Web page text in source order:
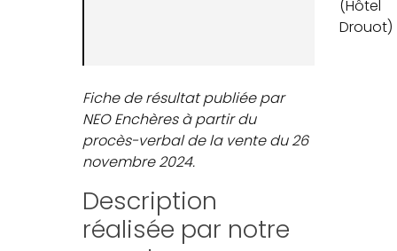
(Hôtel
Drouot)
Fiche de résultat publiée par
NEO Enchères à partir du
procès-verbal de la vente du 26
novembre 2024.
Description
réalisée par notre